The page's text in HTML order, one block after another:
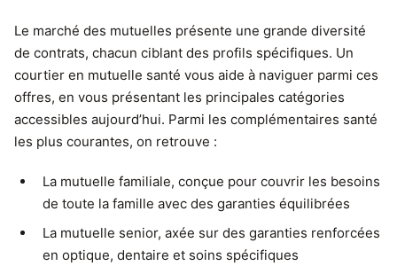
Le marché des mutuelles présente une grande diversité
de contrats, chacun ciblant des profils spécifiques. Un
courtier en mutuelle santé vous aide à naviguer parmi ces
offres, en vous présentant les principales catégories
accessibles aujourd’hui. Parmi les complémentaires santé
les plus courantes, on retrouve :
La mutuelle familiale, conçue pour couvrir les besoins
de toute la famille avec des garanties équilibrées
La mutuelle senior, axée sur des garanties renforcées
en optique, dentaire et soins spécifiques